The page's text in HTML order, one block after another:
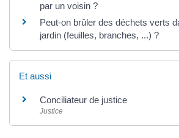
par un voisin ?
Peut-on brûler des déchets verts
jardin (feuilles, branches, ...) ?
Et aussi
Conciliateur de justice
Justice